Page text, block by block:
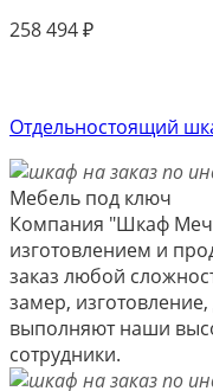
258 494₽
Отдельностоящий
Мебель под ключ
Компания "Шкаф
изготовлением и
заказ любой
замер,
выполняют наши
сотрудники.